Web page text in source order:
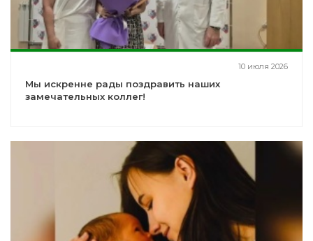
10 июля 2026
Мы искренне рады поздравить наших
замечательных коллег!